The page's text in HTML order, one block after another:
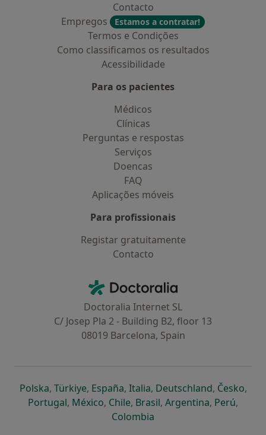
Contacto
Empregos
Estamos a contratar!
Termos e Condições
Como classificamos os resultados
Acessibilidade
Para os pacientes
Médicos
Clínicas
Perguntas e respostas
Serviços
Doencas
FAQ
Aplicações móveis
Para profissionais
Registar gratuitamente
Contacto
Doctoralia - Homepage
Doctoralia Internet SL
C/ Josep Pla 2 - Building B2, floor 13
08019 Barcelona, Spain
Polskaabre num novo separador
, Türkiyeabre num novo separador
, Españaabre num novo separador
, Italiaabre num novo
, Deutschlandabre num
, Česko,
Portugalabre num novo separador
, Méxicoabre num novo separador
, Chileabre num novo separador
, Brasilabre num novo
, Argentinaabre num
, Perúabre
,
Colombia